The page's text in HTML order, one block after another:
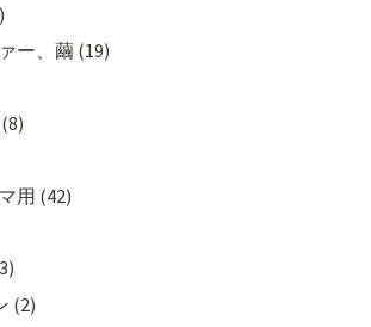
ー、繭 (19)
用 (42)
(2)